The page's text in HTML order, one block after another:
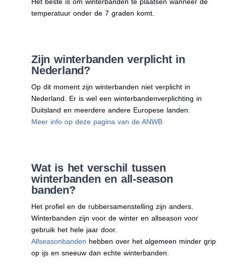
temperatuur onder de 7 graden komt.
Zijn winterbanden verplicht in
Nederland?
Op dit moment zijn winterbanden niet verplicht in
Nederland. Er is wel een winterbandenverplichting in
Duitsland en meerdere andere Europese landen.
Meer info op deze pagina van de ANWB
Wat is het verschil tussen
winterbanden en all-season
banden?
Het profiel en de rubbersamenstelling zijn anders.
Winterbanden zijn voor de winter en allseason voor
gebruik het hele jaar door.
Allseasonbanden hebben over het algemeen minder grip
op ijs en sneeuw dan echte winterbanden.